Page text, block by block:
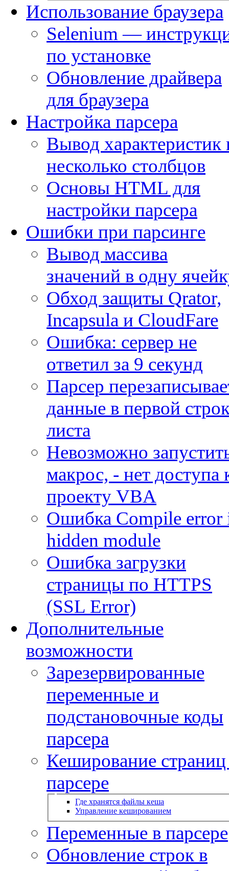
Использование браузера
Selenium —
по установке
Обновление драйвера
для браузера
Настройка парсера
Вывод характеристик
несколько столбцов
Основы HTML для
настройки парсера
Ошибки при парсинге
Вывод массива
значений в одну
Обход защиты Qrator,
Incapsula и CloudFare
Ошибка: сервер не
ответил за 9 секунд
Парсер
данные в первой
листа
Невозможно
макрос, - нет доступа
проекту VBA
Ошибка Compile error
hidden module
Ошибка загрузки
страницы по HTTPS
(SSL Error)
Дополнительные
возможности
Зарезервированные
переменные и
подстановочные коды
парсера
Кеширование страниц
парсере
Где хранятся файлы кеша
Управление кешированием
Переменные в парсере
Обновление строк в